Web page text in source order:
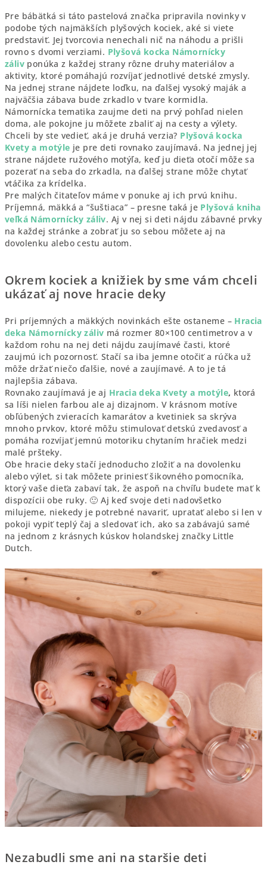
Pre bábätká si táto pastelová značka pripravila novinky v
podobe tých najmäkších plyšových kociek, aké si viete
predstaviť. Jej tvorcovia nenechali nič na náhodu a prišli
rovno s dvomi verziami. Plyšová kocka Námornícky
záliv ponúka z každej strany rôzne druhy materiálov a
aktivity, ktoré pomáhajú rozvíjať jednotlivé detské zmysly.
Na jednej strane nájdete loďku, na ďalšej vysoký maják a
najväčšia zábava bude zrkadlo v tvare kormidla.
Námornícka tematika zaujme deti na prvý pohľad nielen
doma, ale pokojne ju môžete zbaliť aj na cesty a výlety.
Chceli by ste vedieť, aká je druhá verzia? Plyšová kocka
Kvety a motýle je pre deti rovnako zaujímavá. Na jednej jej
strane nájdete ružového motýľa, keď ju dieťa otočí môže sa
pozerať na seba do zrkadla, na ďalšej strane môže chytať
vtáčika za krídelka.
Pre malých čitateľov máme v ponuke aj ich prvú knihu.
Príjemná, mäkká a “šuštiaca” – presne taká je Plyšová kniha
veľká Námornícky záliv. Aj v nej si deti nájdu zábavné prvky
na každej stránke a zobrať ju so sebou môžete aj na
dovolenku alebo cestu autom.
Okrem kociek a knižiek by sme vám chceli
ukázať aj nove hracie deky
Pri príjemných a mäkkých novinkách ešte ostaneme – Hracia
deka Námornícky záliv má rozmer 80×100 centimetrov a v
každom rohu na nej deti nájdu zaujímavé časti, ktoré
zaujmú ich pozornosť. Stačí sa iba jemne otočiť a rúčka už
môže držať niečo ďalšie, nové a zaujímavé. A to je tá
najlepšia zábava.
Rovnako zaujímavá je aj Hracia deka Kvety a motýle, ktorá
sa líši nielen farbou ale aj dizajnom. V krásnom motíve
obľúbených zvieracích kamarátov a kvetiniek sa skrýva
mnoho prvkov, ktoré môžu stimulovať detskú zvedavosť a
pomáha rozvíjať jemnú motoriku chytaním hračiek medzi
malé pršteky.
Obe hracie deky stačí jednoducho zložiť a na dovolenku
alebo výlet, si tak môžete priniesť šikovného pomocníka,
ktorý vaše dieťa zabaví tak, že aspoň na chvíľu budete mať k
dispozícii obe ruky. 🙂 Aj keď svoje deti nadovšetko
milujeme, niekedy je potrebné navariť, upratať alebo si len v
pokoji vypiť teplý čaj a sledovať ich, ako sa zabávajú samé
na jednom z krásnych kúskov holandskej značky Little
Dutch.
Nezabudli sme ani na staršie deti